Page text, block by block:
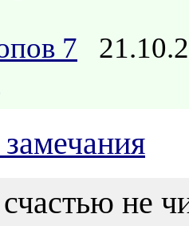
7
не